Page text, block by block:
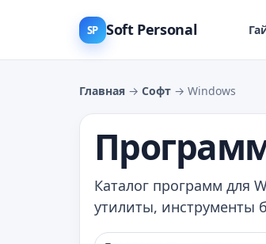
SP Soft Personal
Главная → Софт → Windows
Каталог программ для
утилиты, инструменты